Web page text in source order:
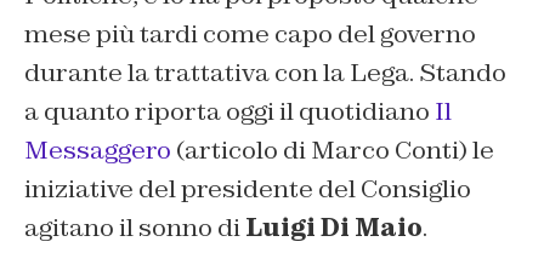
mese più tardi come capo del governo
durante la trattativa con la Lega. Stando
a quanto riporta oggi il quotidiano Il
Messaggero (articolo di Marco Conti)le
iniziative del presidente del Consiglio
agitano il sonno diLuigi Di Maio.